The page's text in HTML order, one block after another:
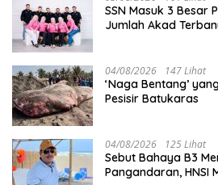
SSN Masuk 3 Besar
Jumlah Akad
04/08/2026 147 Lihat
‘Naga Bentang’
Pesisir Batukaras
04/08/2026 125 Lihat
Sebut Bahaya B3
Pangandaran, HNSI